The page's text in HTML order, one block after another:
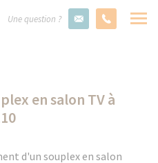
Une question ?
en salon TV à